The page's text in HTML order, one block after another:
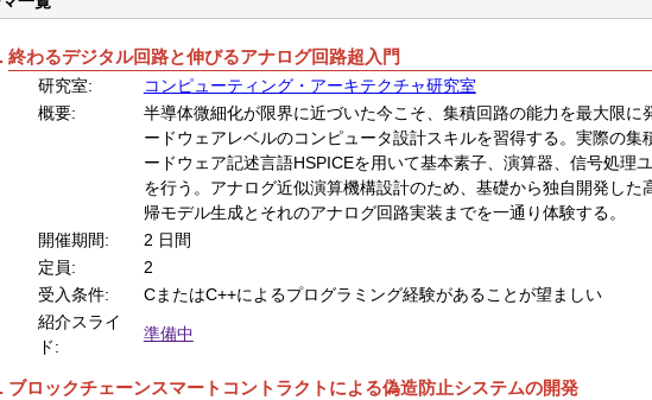
終わるデジタル回路と伸びるアナログ回路超入門
研究室:
コンピューティング・アーキテクチャ研究室
概要:
半導体微細化が限界に近づいた今こそ、集積回路の能力を最大限に
ードウェアレベルのコンピュータ設計スキルを習得する。実際の集
ードウェア記述言語HSPICEを用いて基本素子、演算器、信号処理
を行う。アナログ近似演算機構設計のため、基礎から独自開発した
帰モデル生成とそれのアナログ回路実装までを一通り体験する。
開催期間:
2 日間
定員:
2
受入条件:
CまたはC++によるプログラミング経験があることが望ましい
紹介スライ
ド:
準備中
ブロックチェーンスマートコントラクトによる偽造防止システムの開発